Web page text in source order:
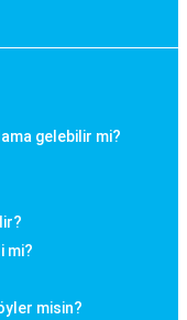
gelebilir mi?
mi?
misin?